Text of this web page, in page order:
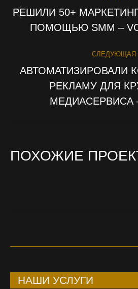
NAVIGATION
РЕШИЛИ 50+
ПОМОЩЬЮ SMM –
СЛЕДУЮЩАЯ
Next
project:
АВТОМАТИЗИРОВАЛИ
РЕКЛАМУ ДЛЯ
МЕДИАСЕРВИСА
ПОХОЖИЕ
НАШИ УСЛУГИ